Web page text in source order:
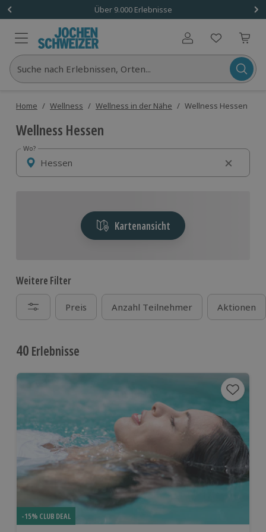
Über 9.000 Erlebnisse
Benutzerkonto
Suche nach Erlebnissen, Orten...
Home / Wellness / Wellness in der Nähe / Wellness Hessen
Wellness Hessen
Wo?
Wo?
Kartenansicht
Weitere Filter
Preis Anzahl Teilnehmer Aktionen
40 Erlebnisse
-15% CLUB DEAL